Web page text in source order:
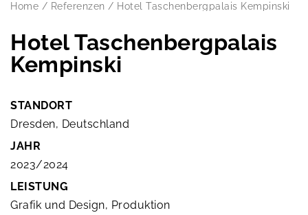
Home / Referenzen / Hotel Taschenbergpalais Kempinski
Hotel Taschenbergpalais
Kempinski
STANDORT
Dresden, Deutschland
JAHR
2023/2024
LEISTUNG
Grafik und Design, Produktion